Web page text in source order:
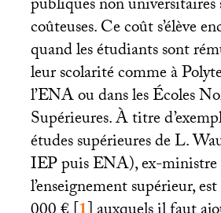
publiques non universitaires
coûteuses. Ce coût s’élève
quand les étudiants sont
leur scolarité comme à
l’ENAou dans les Écoles
Supérieures. À titre
études supérieures de L.
IEPpuisENA), ex-ministre
l’enseignement supérieur,